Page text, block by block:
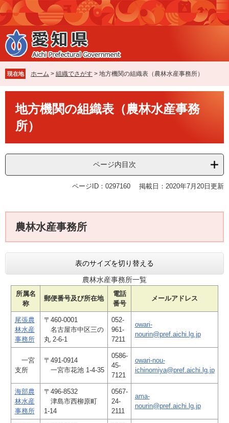
ペ
ー
ジ
の
先
で
す
。
メ
ニ
ュ
ー
を
ば
し
て
現在地 ホーム > 組織でさがす > 地方機関の組織表（農林水産事務所）
地方機関の組織表（農林水産事務
所）
ページ内目次
ページID：0297160 掲載日：2020年7月20日更新
農林水産事務所
表のサイズを切り替える
農林水産事務所一覧
所属名
称
郵便番号及び所在地
電話
番号
メールアドレス
尾張農
林水産
事務所
〒460-0001
名古屋市中区三の
丸 2-6-1
052-
961-
7211
owari-
nourin@pref.aichi.lg.jp
一宮
支所
〒491-0914
一宮市花池 1-4-35
0586-
45-
7121
owari-nou-
ichinomiya@pref.aichi.lg.jp
海部農
林水産
事務所
〒496-8532
津島市西柳原町
1-14
0567-
24-
2111
ama-
nourin@pref.aichi.lg.jp